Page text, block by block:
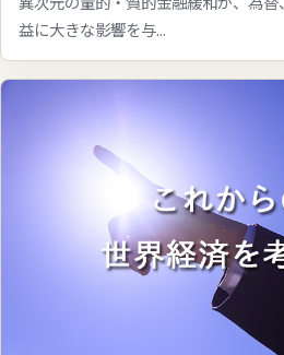
益に大きな影響を与...